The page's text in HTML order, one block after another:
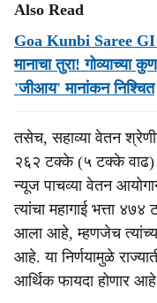
Also Read
Goa Kunbi Saree GI
मानाचा तुरा! गोव्याच्या
'जीआय' मानांकन निश्चित
तसेच, सहाव्या वेतन
२६२ टक्के (५ टक्के वाढ)
न्यूज पाचव्या वेतन
त्यांचा महागाई भत्ता
आला आहे, म्हणजेच त्यांच्या
आहे. या निर्णयामुळे
आर्थिक फायदा होणार